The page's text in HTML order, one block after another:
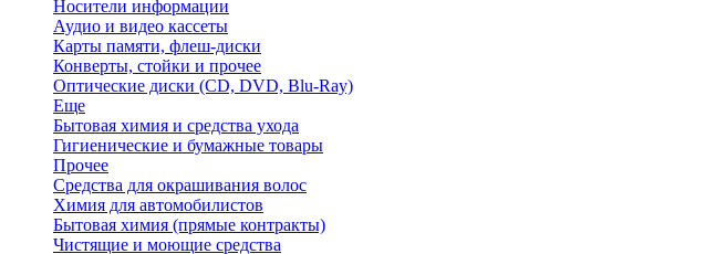
Носители информации
Аудио и видео кассеты
Карты памяти, флеш-диски
Конверты, стойки и прочее
Оптические диски (CD, DVD, Blu-Ray)
Еще
Бытовая химия и средства ухода
Гигиенические и бумажные товары
Прочее
Средства для окрашивания волос
Химия для автомобилистов
Бытовая химия (прямые контракты)
Чистящие и моющие средства